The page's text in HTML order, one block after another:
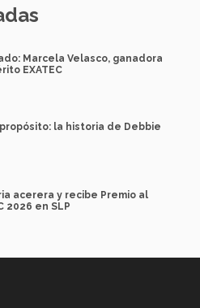
Marcela Velasco, ganadora
EXATEC
la historia de Debbie
acerera y recibe Premio al
2026 en SLP